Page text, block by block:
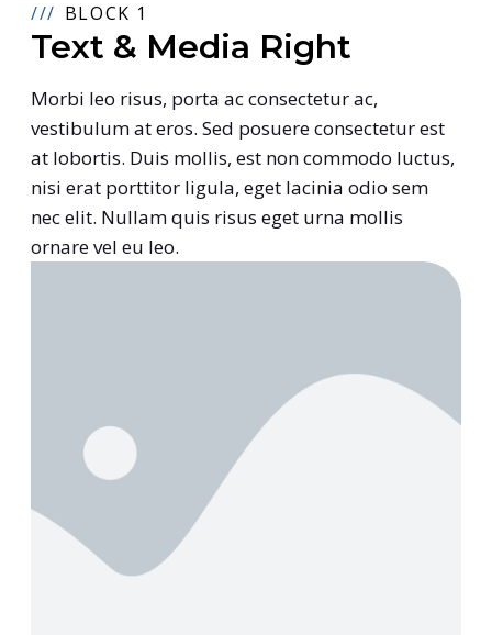
BLOCK 1
Text & Media Right
Morbi leo risus, porta ac consectetur ac,
vestibulum at eros. Sed posuere consectetur est
at lobortis. Duis mollis, est non commodo luctus,
nisi erat porttitor ligula, eget lacinia odio sem
nec elit. Nullam quis risus eget urna mollis
ornare vel eu leo.